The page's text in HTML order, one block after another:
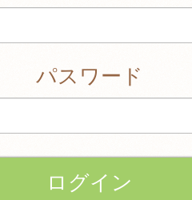
パスワード